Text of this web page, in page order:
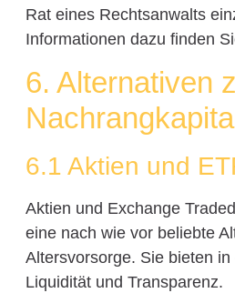
Rat eines Rechtsanwalts
Informationen dazu finden
6. Alternativen
6.1 Aktien und
Aktien und Exchange
eine nach wie vor beliebte
Altersvorsorge. Sie bieten
Liquidität und Transparenz.